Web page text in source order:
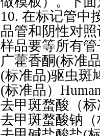
10. 在标记管中
品管和阴性对
样品要等所有
广藿香酮(标准
(标准品)驱虫斑
(标准品）
去甲斑蝥酸（
去甲斑蝥酸钠